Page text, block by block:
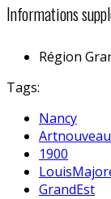
Informations
Région
Tags:
Nancy
Artnouveau
1900
GrandEst